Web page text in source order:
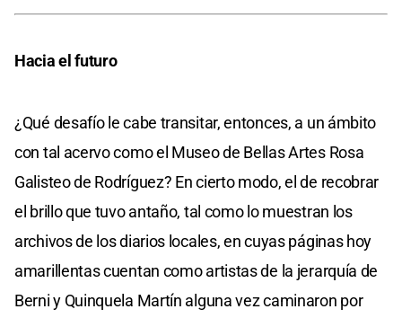
Hacia el futuro
¿Qué desafío le cabe transitar, entonces, a un ámbito
con tal acervo como el Museo de Bellas Artes Rosa
Galisteo de Rodríguez? En cierto modo, el de recobrar
el brillo que tuvo antaño, tal como lo muestran los
archivos de los diarios locales, en cuyas páginas hoy
amarillentas cuentan como artistas de la jerarquía de
Berni y Quinquela Martín alguna vez caminaron por